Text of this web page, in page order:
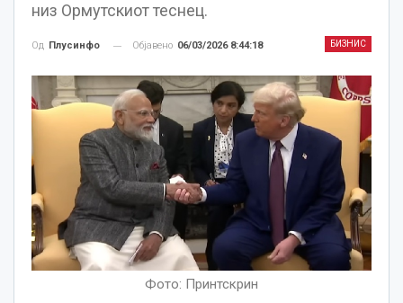
низ Ормутскиот теснец.
БИЗНИС
Од Плусинфо Објавено 06/03/2026 8:44:18
Фото: Принтскрин